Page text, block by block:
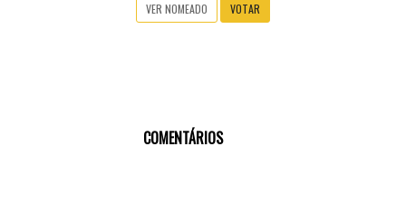
VER NOMEADO VOTAR
COMENTÁRIOS